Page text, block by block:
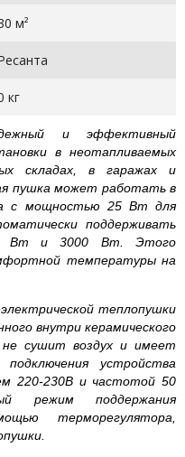
м²
кг
и эффективный
в неотапливаемых
складах, в гаражах и
пушка может работать в
с мощностью 25 Вт для
поддерживать
Вт и 3000 Вт. Этого
температуры на
теплопушки
внутри керамического
не сушит воздух и имеет
устройства
220-230В и частотой 50
режим поддержания
терморегулятора,